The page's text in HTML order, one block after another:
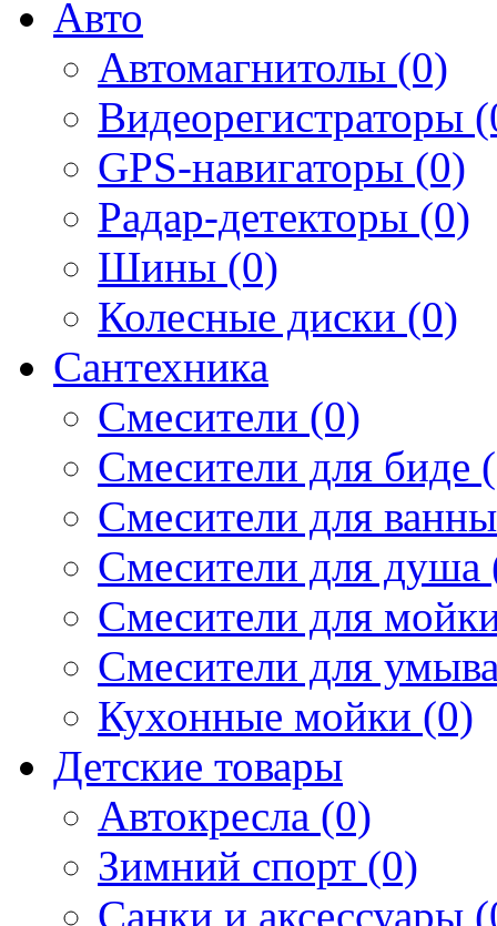
Авто
Автомагнитолы (0)
Видеорегистраторы
GPS-навигаторы (0)
Радар-детекторы (0)
Шины (0)
Колесные диски (0)
Сантехника
Смесители (0)
Смесители для биде
Смесители для
Смесители для душа
Смесители для
Смесители для
Кухонные мойки (0)
Детские товары
Автокресла (0)
Зимний спорт (0)
Санки и аксессуары